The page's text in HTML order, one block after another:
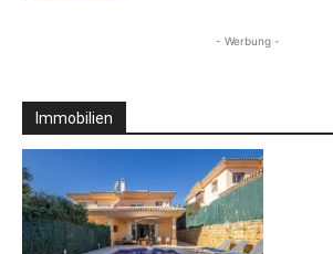
- Werbung -
Immobilien